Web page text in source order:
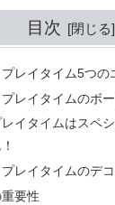
目次
レイタイム5つの
レイタイムのボ
イタイムはスペ
レイタイムのデ
要性